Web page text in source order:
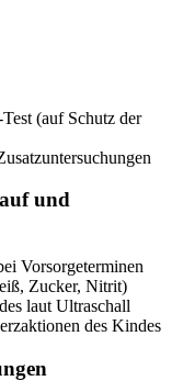
(auf Schutz der
und
Vorsorgeterminen
Zucker, Nitrit)
laut Ultraschall
des Kindes